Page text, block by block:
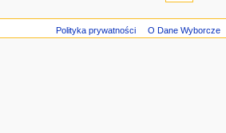
Polityka prywatności O Dane Wyborcze